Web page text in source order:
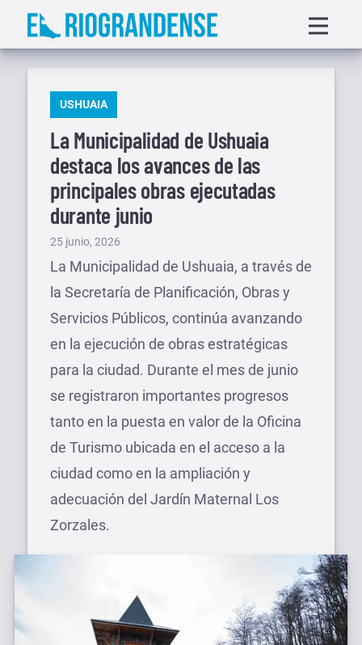
Saltar
menu
PUBLICADO
USHUAIA
La Municipalidad de Ushuaia
destaca los avances de las
principales obras ejecutadas
durante junio
Publicado
el
25 junio, 2026
La Municipalidad de Ushuaia, a través de
la Secretaría de Planificación, Obras y
Servicios Públicos, continúa avanzando
en la ejecución de obras estratégicas
para la ciudad. Durante el mes de junio
se registraron importantes progresos
tanto en la puesta en valor de la Oficina
de Turismo ubicada en el acceso a la
ciudad como en la ampliación y
adecuación del Jardín Maternal Los
Zorzales.